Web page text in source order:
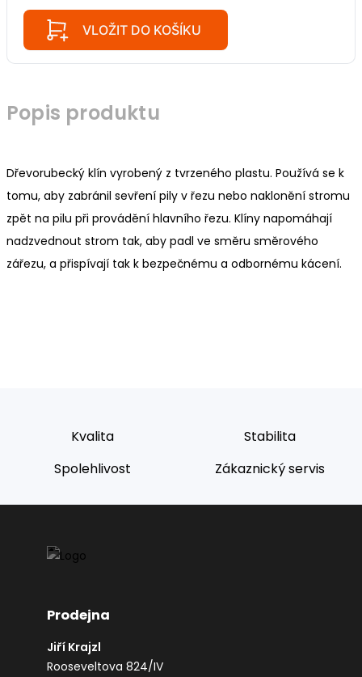
VLOŽIT DO KOŠÍKU
Popis produktu
Dřevorubecký klín vyrobený z tvrzeného plastu. Používá se k
tomu, aby zabránil sevření pily v řezu nebo naklonění stromu
zpět na pilu při provádění hlavního řezu. Klíny napomáhají
nadzvednout strom tak, aby padl ve směru směrového
zářezu, a přispívají tak k bezpečnému a odbornému kácení.
Kvalita
Stabilita
Spolehlivost
Zákaznický servis
Prodejna
Jiří Krajzl
Rooseveltova 824/IV